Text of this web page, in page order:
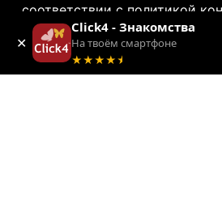
соответствии с политикой
OK
Больше
© 2004—2026 Click4.net
О НАС
-Правила пользования
✕
Click4 - Знакомства
На твоём смартфоне
★★★★★